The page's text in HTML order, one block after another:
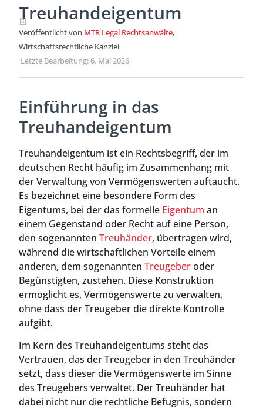
Treuhandeigentum
Veröffentlicht von MTR Legal Rechtsanwälte,
Wirtschaftsrechtliche Kanzlei
·Letzte Bearbeitung: 6. Mai 2026
Einführung in das
Treuhandeigentum
Treuhandeigentum ist ein Rechtsbegriff, der im
deutschen Recht häufig im Zusammenhang mit
der Verwaltung von Vermögenswerten auftaucht.
Es bezeichnet eine besondere Form des
Eigentums, bei der das formelle Eigentum an
einem Gegenstand oder Recht auf eine Person,
den sogenannten Treuhänder, übertragen wird,
während die wirtschaftlichen Vorteile einem
anderen, dem sogenannten Treugeberoder
Begünstigten, zustehen. Diese Konstruktion
ermöglicht es, Vermögenswerte zu verwalten,
ohne dass der Treugeber die direkte Kontrolle
aufgibt.
Im Kern des Treuhandeigentums steht das
Vertrauen, das der Treugeber in den Treuhänder
setzt, dass dieser die Vermögenswerte im Sinne
des Treugebers verwaltet. Der Treuhänder hat
dabei nicht nur die rechtliche Befugnis, sondern